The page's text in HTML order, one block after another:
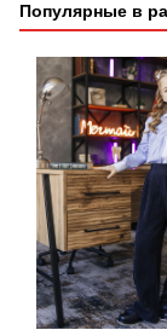
Популярные в